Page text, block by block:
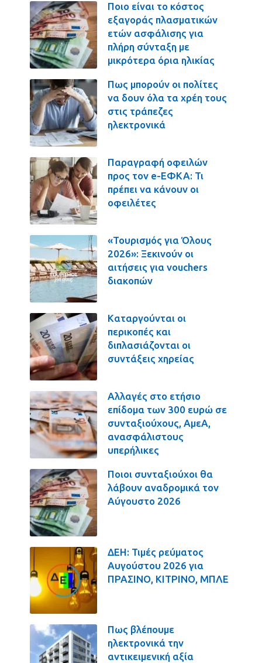
Ποιο είναι το κόστος
εξαγοράς πλασματικών
ετών ασφάλισης για
πλήρη σύνταξη με
μικρότερα όρια ηλικίας
Πως μπορούν οι πολίτες
να δουν όλα τα χρέη τους
στις τράπεζες
ηλεκτρονικά
Παραγραφή οφειλών
προς τον e-ΕΦΚΑ: Τι
πρέπει να κάνουν οι
οφειλέτες
«Τουρισμός για Όλους
2026»: Ξεκινούν οι
αιτήσεις για vouchers
διακοπών
Καταργούνται οι
περικοπές και
διπλασιάζονται οι
συντάξεις χηρείας
Αλλαγές στο ετήσιο
επίδομα των 300 ευρώ σε
συνταξιούχους, ΑμεΑ,
ανασφάλιστους
υπερήλικες
Ποιοι συνταξιούχοι θα
λάβουν αναδρομικά τον
Αύγουστο 2026
ΔΕΗ: Τιμές ρεύματος
Αυγούστου 2026 για
ΠΡΑΣΙΝΟ, ΚΙΤΡΙΝΟ, ΜΠΛΕ
Πως βλέπουμε
ηλεκτρονικά την
αντικειμενική αξία